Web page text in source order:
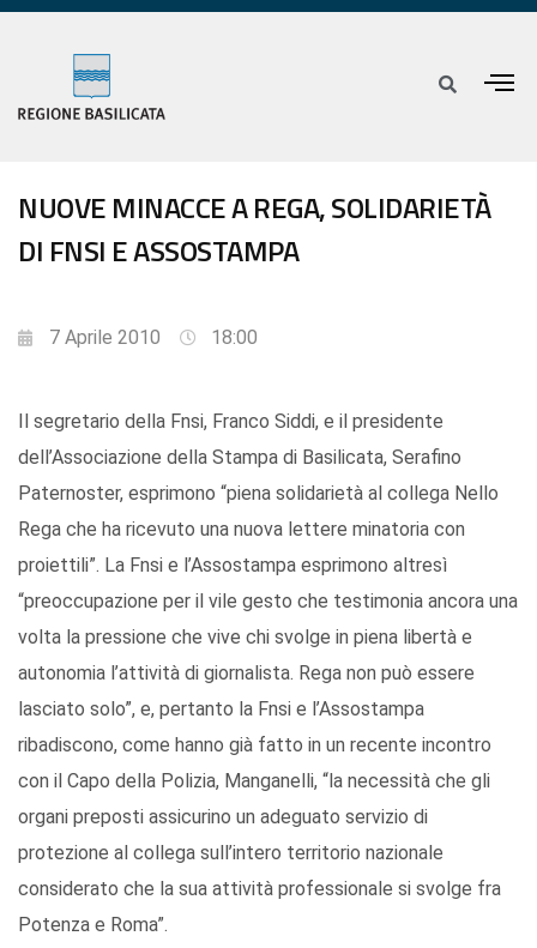
NUOVE MINACCE A REGA, SOLIDARIETÀ
DI FNSI E ASSOSTAMPA
7 Aprile 2010 18:00
Il segretario della Fnsi, Franco Siddi, e il presidente
dell’Associazione della Stampa di Basilicata, Serafino
Paternoster, esprimono “piena solidarietà al collega Nello
Rega che ha ricevuto una nuova lettere minatoria con
proiettili”. La Fnsi e l’Assostampa esprimono altresì
“preoccupazione per il vile gesto che testimonia ancora una
volta la pressione che vive chi svolge in piena libertà e
autonomia l’attività di giornalista. Rega non può essere
lasciato solo”, e, pertanto la Fnsi e l’Assostampa
ribadiscono, come hanno già fatto in un recente incontro
con il Capo della Polizia, Manganelli, “la necessità che gli
organi preposti assicurino un adeguato servizio di
protezione al collega sull’intero territorio nazionale
considerato che la sua attività professionale si svolge fra
Potenza e Roma”.